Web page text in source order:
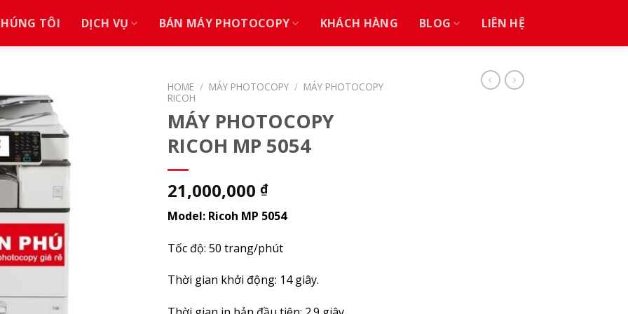
TÔI DỊCH VỤ BÁN MÁY PHOTOCOPY KHÁCH HÀNG BLOG LIÊN HỆ
HOME / MÁY PHOTOCOPY / MÁY PHOTOCOPY
RICOH
MÁY PHOTOCOPY
RICOH MP 5054
21,000,000 ₫
Model: Ricoh MP 5054
Tốc độ: 50 trang/phút
Thời gian khởi động: 14 giây.